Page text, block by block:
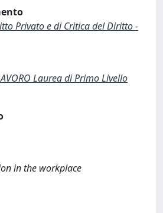
Privato e di Critica del Diritto -
Laurea di Primo Livello
in the workplace